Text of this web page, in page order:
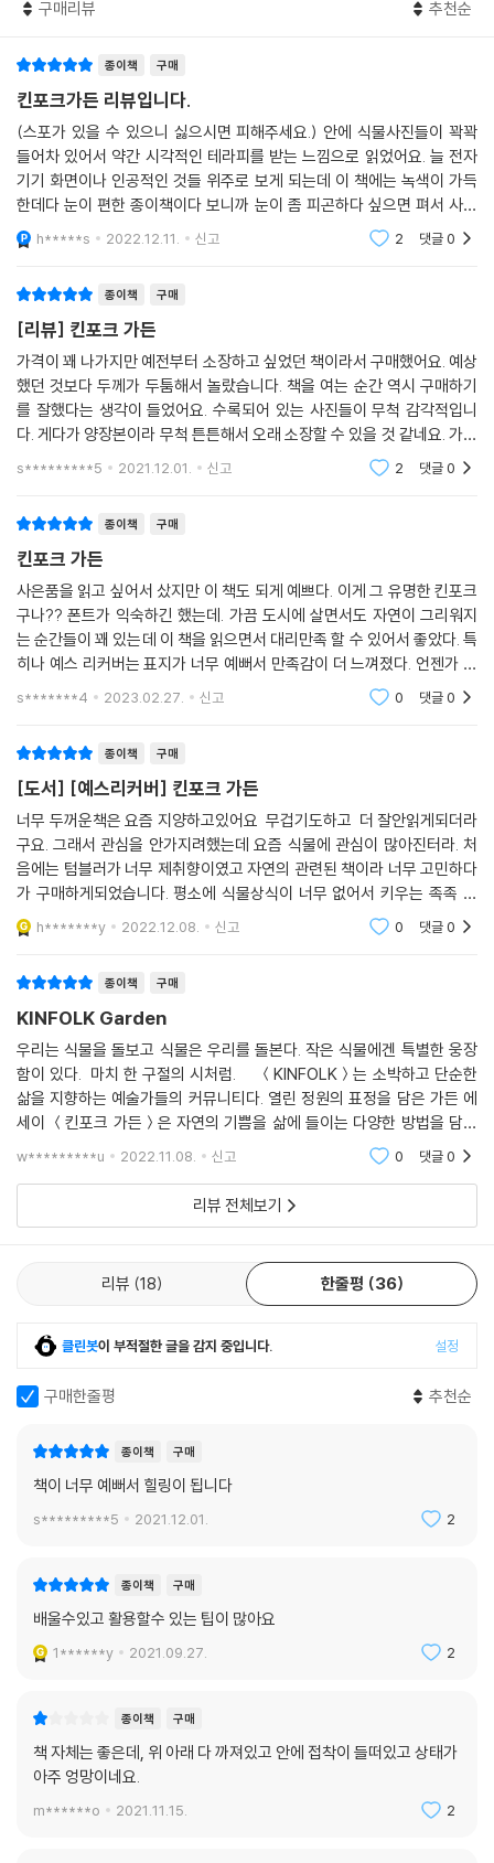
세 번째 장 ‘커뮤니티(Community)’에서는 돌봄의 결실을 나누며 새로운
접 유기농 채소를 수확하는 코펜하겐 사람들, 신선한 채소를 구하기 어려
운 지역의 공공화단에 토마토, 과일나무를 심어 주민들의 식량난을 해결한
활동가의 이야기 등 식물을 매개로 유대를 나누는 사람들의 따뜻한 이야기
를 볼 수 있다. 또한 고요한 아름다움이 깃든, 사람과 자연이 평화롭게 공존
하는 공간을 소개하기도 한다. 세계에서 가장 아름다운 묘지공원으로 손꼽
히는 스톡홀름의 스코그쉬르코고르덴으로도 가보자.
일상을 지키고 새로이 할 아름다움을 찾는다면
이 책에는 꽃으로 요리하는 방법, 식물을 디자인 오브제로 연출하는 방법,
꽃말에 담긴 의미 사용법 등 킨포크다운 감성적인 팁과, 꽃다발의 꽃을 재
활용하는 방법, 집에서 키우기 좋은 채소와 관리법 등 실용적인 정보가 가
득하다. 일상을 지탱해줄 아름다움을 찾고 있다면, 이 책에서 영감과 가이
드를 얻을 수 있을 것이다. 책을 덮을 즈음에는 나만의 작은 화단을 만들어
나갈 생각에 즐거운 고민이 시작될 지도 모른다.
걱정과 고됨이 자연의 힘 안에서 차분히 가라앉는 순간이 있다.” 우리도 자
연이 주는 위안을 잘 알고 있다. 그러나 소로처럼 훌쩍 숲으로 떠날 수 없다
면, 내 방 한편에 작은 화분 하나 놓아두고 이 책을 펼쳐보는 건 어떨까. 식
물을 돌본다는 사실만으로 말없이 전해지는 동지애를 느끼고, 문득 편안해
지는 마음을 느낄 수 있을 것이다. 도시의 소음은 사라지고, 바람에 날린 나
뭇잎이 바닥을 스치는 나긋한 소리가 들려온다.
구매리뷰 추천순
종이책 구매
킨포크가든 리뷰입니다.
(스포가 있을 수 있으니 싫으시면 피해주세요.) 안에 식물사진들이 꽉꽉
들어차 있어서 약간 시각적인 테라피를 받는 느낌으로 읽었어요. 늘 전자
기기 화면이나 인공적인 것들 위주로 보게 되는데 이 책에는 녹색이 가득
한데다 눈이 편한 종이책이다 보니까 눈이 좀 피곤하다 싶으면 펴서 사진
만 쭉 보기도 하고 한 두개만 정해놓고 진득하게 보기도 해요. 식물사진 좋
아하시면 추천해요
h*****s 2022.12.11. 신고 2 댓글0
종이책 구매
[리뷰] 킨포크 가든
가격이 꽤 나가지만 예전부터 소장하고 싶었던 책이라서 구매했어요. 예상
했던 것보다 두께가 두툼해서 놀랐습니다. 책을 여는 순간 역시 구매하기
를 잘했다는 생각이 들었어요. 수록되어 있는 사진들이 무척 감각적입니
다. 게다가 양장본이라 무척 튼튼해서 오래 소장할 수 있을 것 같네요. 가만
히 보기만 해도 힐링되는 책입니다. 식물을 좋아하시는 분이라면 구매 만
s*********5 2021.12.01. 신고 2 댓글0
종이책 구매
킨포크 가든
사은품을 읽고 싶어서 샀지만 이 책도 되게 예쁘다. 이게 그 유명한 킨포크
구나?? 폰트가 익숙하긴 했는데. 가끔 도시에 살면서도 자연이 그리워지
는 순간들이 꽤 있는데 이 책을 읽으면서 대리만족 할 수 있어서 좋았다. 특
히나 예스 리커버는 표지가 너무 예뻐서 만족감이 더 느껴졌다. 언젠가 주
택에 살게 되면 정원을 가꿔보고 싶다. 조금이라도 자연과 가깝게 살아보
s*******4 2023.02.27. 신고 0 댓글0
종이책 구매
[도서] [예스리커버] 킨포크 가든
너무 두꺼운책은 요즘 지양하고있어요 무겁기도하고 더 잘안읽게되더라
구요. 그래서 관심을 안가지려했는데 요즘 식물에 관심이 많아진터라. 처
음에는 텀블러가 너무 제취향이였고 자연의 관련된 책이라 너무 고민하다
가 구매하게되었습니다. 평소에 식물상식이 너무 없어서 키우는 족족 다
죽이고 그러는데 이책을 통해서 살릴수있는 손이 되었으면 하는 마음은 쪼
꼼(?)있습니다 .
h*******y 2022.12.08. 신고 0 댓글0
종이책 구매
KINFOLK Garden
우리는 식물을 돌보고 식물은 우리를 돌본다. 작은 식물에겐 특별한 웅장
함이 있다. 마치 한 구절의 시처럼. ＜KINFOLK＞는 소박하고 단순한
삶을 지향하는 예술가들의 커뮤니티다. 열린 정원의 표정을 담은 가든 에
세이 ＜킨포크 가든＞은 자연의 기쁨을 삶에 들이는 다양한 방법을 담은
책이라 할수 있다. 킨포크 편집장 존 번스와 킨포크 팀은 14개국 22개 도
w*********u 2022.11.08. 신고 0 댓글0
리뷰 전체보기
리뷰 18 한줄평 36
클린봇이 부적절한 글을 감지 중입니다. 설정
구매한줄평 추천순
종이책 구매
책이 너무 예뻐서 힐링이 됩니다
s*********5 2021.12.01. 2
종이책 구매
배울수있고 활용할수 있는 팁이 많아요
1******y 2021.09.27. 2
종이책 구매
책 자체는 좋은데, 위 아래 다 까져있고 안에 접착이 들떠있고 상태가
아주 엉망이네요.
m******o 2021.11.15. 2